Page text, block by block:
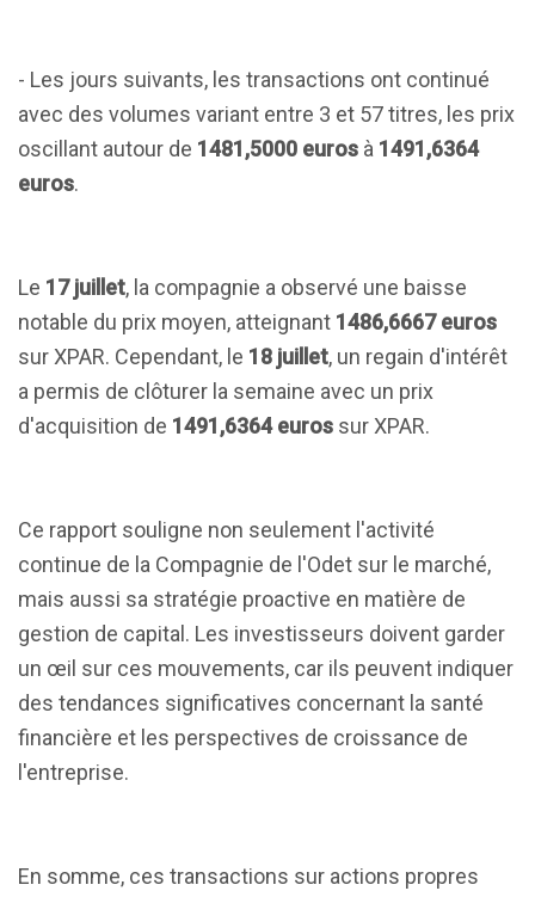
- Les jours suivants, les transactions ont continué
avec des volumes variant entre 3 et 57 titres, les prix
oscillant autour de 1481,5000 euros à 1491,6364
euros.
Le 17 juillet, la compagnie a observé une baisse
notable du prix moyen, atteignant 1486,6667 euros
sur XPAR. Cependant, le 18 juillet, un regain d'intérêt
a permis de clôturer la semaine avec un prix
d'acquisition de 1491,6364 euros sur XPAR.
Ce rapport souligne non seulement l'activité
continue de la Compagnie de l'Odet sur le marché,
mais aussi sa stratégie proactive en matière de
gestion de capital. Les investisseurs doivent garder
un œil sur ces mouvements, car ils peuvent indiquer
des tendances significatives concernant la santé
financière et les perspectives de croissance de
l'entreprise.
En somme, ces transactions sur actions propres